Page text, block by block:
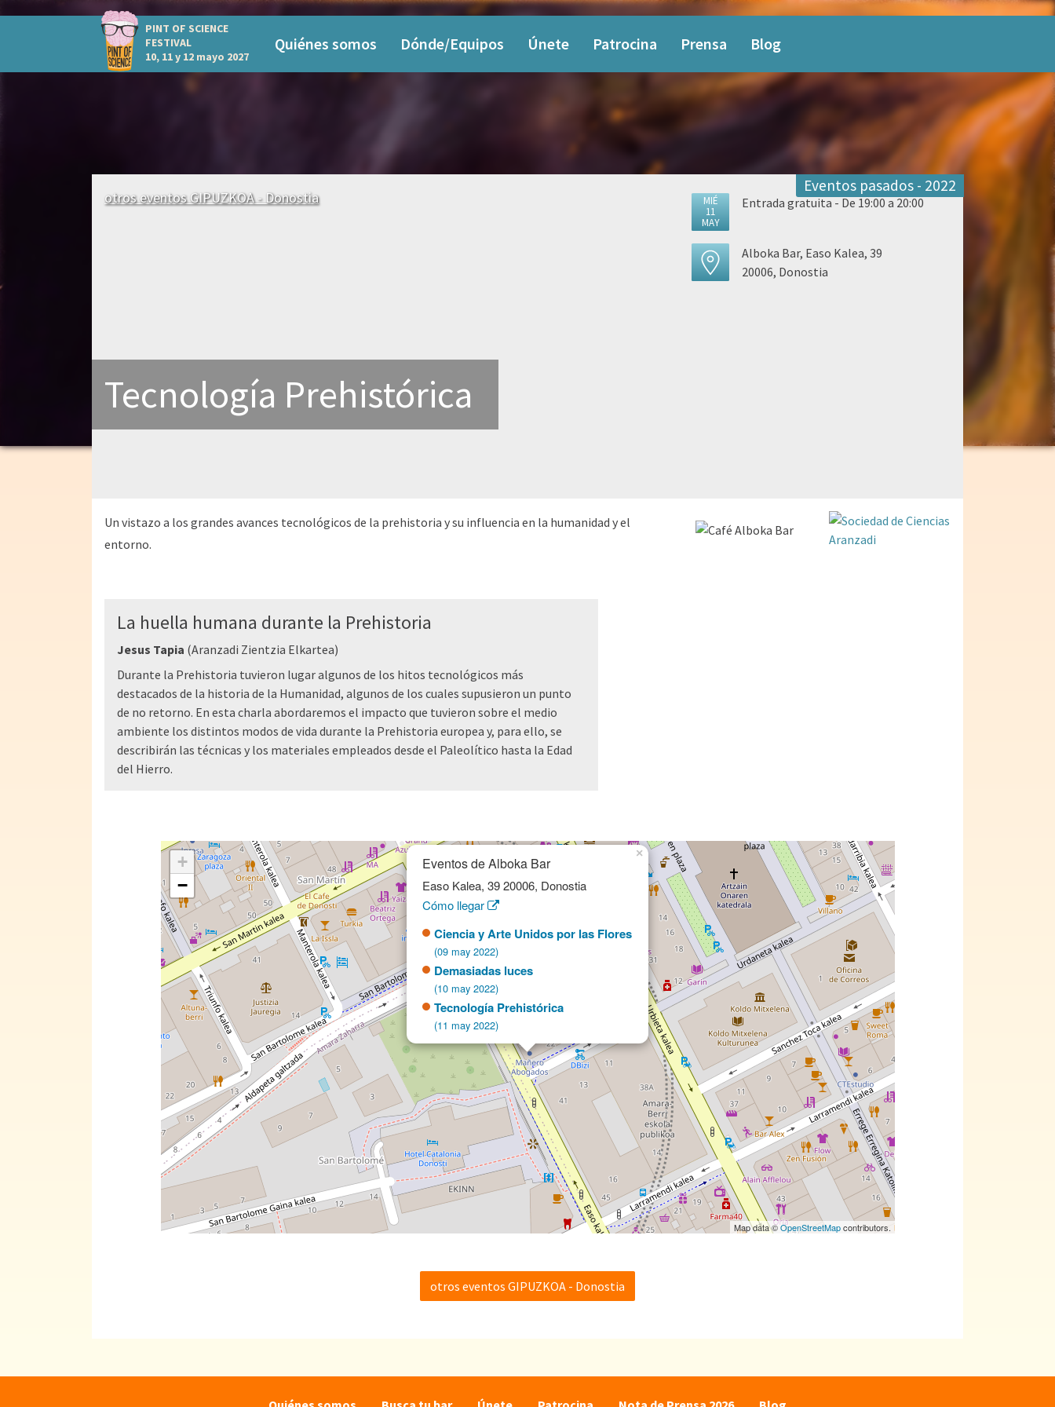
PINT OF SCIENCE
FESTIVAL
10, 11 y 12 mayo 2027
Quiénes somos Dónde/Equipos Únete Patrocina Prensa Blog
otros eventos GIPUZKOA - Donostia
Tecnología Prehistórica
Eventos pasados - 2022
MIÉ
11
MAY
Entrada gratuita - De 19:00 a 20:00
Alboka Bar, Easo Kalea, 39
20006, Donostia
Un vistazo a los grandes avances tecnológicos de la prehistoria y su influencia en la humanidad y el
entorno.
La huella humana durante la Prehistoria
Jesus Tapia (Aranzadi Zientzia Elkartea)
Durante la Prehistoria tuvieron lugar algunos de los hitos tecnológicos más
destacados de la historia de la Humanidad, algunos de los cuales supusieron un punto
de no retorno. En esta charla abordaremos el impacto que tuvieron sobre el medio
ambiente los distintos modos de vida durante la Prehistoria europea y, para ello, se
describirán las técnicas y los materiales empleados desde el Paleolítico hasta la Edad
del Hierro.
Eventos de Alboka Bar
Easo Kalea, 39 20006, Donostia
Cómo llegar
Ciencia y Arte Unidos por las Flores
(09 may 2022)
Demasiadas luces
(10 may 2022)
Tecnología Prehistórica
(11 may 2022)
×
+
−
Map data ©OpenStreetMapcontributors.
otros eventos GIPUZKOA - Donostia